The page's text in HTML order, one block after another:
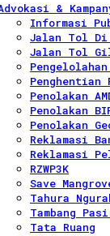
&
Informasi
Jalan Tol Di
Jalan Tol
Pengelolahan
Penghentian
Penolakan
Penolakan
Penolakan
Reklamasi
Reklamasi
RZWP3K
Save
Tahura
Tambang
Tata Ruang